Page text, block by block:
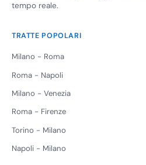
tempo reale.
TRATTE POPOLARI
Milano - Roma
Roma - Napoli
Milano - Venezia
Roma - Firenze
Torino - Milano
Napoli - Milano